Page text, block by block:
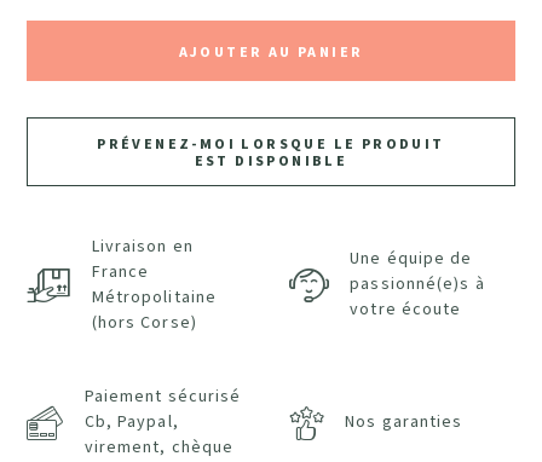
AJOUTER AU PANIER
PRÉVENEZ-MOI LORSQUE LE PRODUIT
EST DISPONIBLE
Livraison en
France
Métropolitaine
(hors Corse)
Une équipe de
passionné(e)s à
votre écoute
Paiement sécurisé
Cb, Paypal,
virement, chèque
Nos garanties